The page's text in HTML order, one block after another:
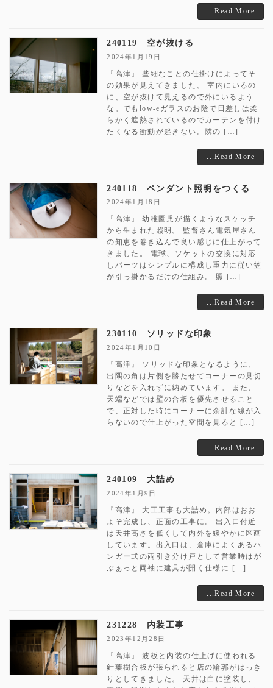
...Read More
240119 空が抜ける
2024年1月19日
『高津』 些細なことの仕掛けによってそ
の効果が見えてきました。 室内にいるの
に、空が抜けて見えるので外にいるよう
な。でもlow-eガラスのお陰で日差しは柔
らかく遮熱されているのでカーテンを付け
たくなる衝動が起きない。隣の […]
...Read More
240118 ペンダント照明をつくる
2024年1月18日
『高津』 幼稚園児が描くようなスケッチ
から生まれた照明。 監督さん電気屋さん
の知恵を巻き込んで良い感じに仕上がって
きました。 電球、ソケットの交換に対応
しパーツはシンプルに構成し重力に従い笠
が引っ掛かるだけの仕組み。 照 […]
...Read More
230110 ソリッドな印象
2024年1月10日
『高津』 ソリッドな印象となるように、
出隅の角は片側を勝たせてコーナーの見切
りなどを入れずに納めています。 また、
天端などでは壁の合板を優先させること
で、正対した時にコーナーに余計な線が入
らないので仕上がった空間を見ると […]
...Read More
240109 大詰め
2024年1月9日
『高津』 大工工事も大詰め。内部はおお
よそ完成し、正面の工事に。 出入口付近
は天井高さを低くして内外を緩やかに区画
しています。出入口は、倉庫によくあるハ
ンガー式の両引き分け戸として営業時はが
ぶぁっと両袖に建具が開く仕様に […]
...Read More
231228 内装工事
2023年12月28日
『高津』 波板と内装の仕上げに使われる
針葉樹合板が張られると店の輪郭がはっき
りとしてきました。 天井は白に塗装し、